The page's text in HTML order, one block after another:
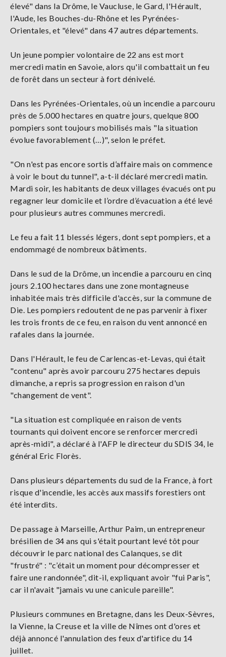
élevé" dans la Drôme, le Vaucluse, le Gard, l'Hérault,
l'Aude, les Bouches-du-Rhône et les Pyrénées-
Orientales, et "élevé" dans 47 autres départements.
Un jeune pompier volontaire de 22 ans est mort
mercredi matin en Savoie, alors qu'il combattait un feu
de forêt dans un secteur à fort dénivelé.
Dans les Pyrénées-Orientales, où un incendie a parcouru
près de 5.000 hectares en quatre jours, quelque 800
pompiers sont toujours mobilisés mais "la situation
évolue favorablement (…)", selon le préfet.
"On n'est pas encore sortis d’affaire mais on commence
à voir le bout du tunnel", a-t-il déclaré mercredi matin.
Mardi soir, les habitants de deux villages évacués ont pu
regagner leur domicile et l’ordre d’évacuation a été levé
pour plusieurs autres communes mercredi.
Le feu a fait 11 blessés légers, dont sept pompiers, et a
endommagé de nombreux bâtiments.
Dans le sud de la Drôme, un incendie a parcouru en cinq
jours 2.100 hectares dans une zone montagneuse
inhabitée mais très difficile d'accès, sur la commune de
Die. Les pompiers redoutent de ne pas parvenir à fixer
les trois fronts de ce feu, en raison du vent annoncé en
rafales dans la journée.
Dans l'Hérault, le feu de Carlencas-et-Levas, qui était
"contenu" après avoir parcouru 275 hectares depuis
dimanche, a repris sa progression en raison d'un
"changement de vent".
"La situation est compliquée en raison de vents
tournants qui doivent encore se renforcer mercredi
après-midi", a déclaré à l'AFP le directeur du SDIS 34, le
général Eric Florès.
Dans plusieurs départements du sud de la France, à fort
risque d'incendie, les accès aux massifs forestiers ont
été interdits.
De passage à Marseille, Arthur Paim, un entrepreneur
brésilien de 34 ans qui s'était pourtant levé tôt pour
découvrir le parc national des Calanques, se dit
"frustré" : "c’était un moment pour décompresser et
faire une randonnée", dit-il, expliquant avoir "fui Paris",
car il n'avait "jamais vu une canicule pareille".
Plusieurs communes en Bretagne, dans les Deux-Sèvres,
la Vienne, la Creuse et la ville de Nîmes ont d'ores et
déjà annoncé l'annulation des feux d'artifice du 14
juillet.